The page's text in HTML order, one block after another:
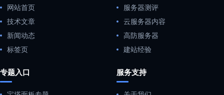
网站首页
技术文章
新闻动态
标签页
服务器测评
云服务器内容
高防服务器
建站经验
专题入口 服务支持